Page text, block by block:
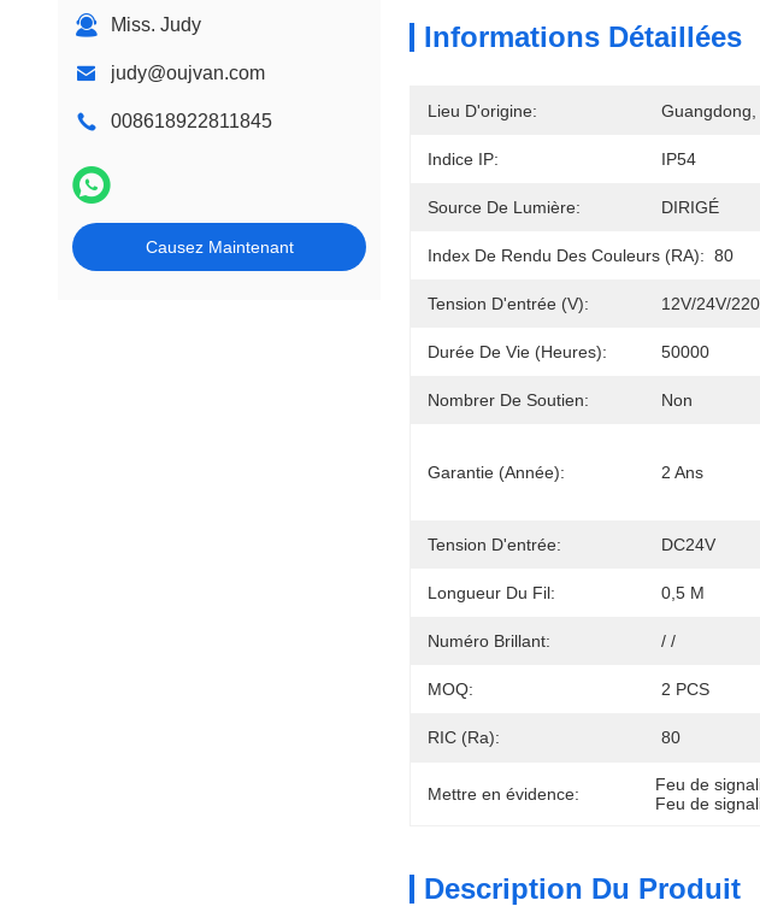
Miss. Judy
judy@oujvan.com
008618922811845
Causez Maintenant
Informations Détaillées
Lieu D'origine: Guangdong,
Indice IP: IP54
Source De Lumière: DIRIGÉ
Index De Rendu Des Couleurs (RA): 80
Tension D'entrée (V): 12V/24V/
Durée De Vie (heures): 50000
Nombrer De Soutien: Non
Garantie (année): 2 Ans
Tension D'entrée: DC24V
Longueur Du Fil: 0,5 M
Numéro Brillant: / /
MOQ: 2 PCS
RIC (Ra): 80
Mettre en évidence: Feu de
Feu de
Description Du Produit